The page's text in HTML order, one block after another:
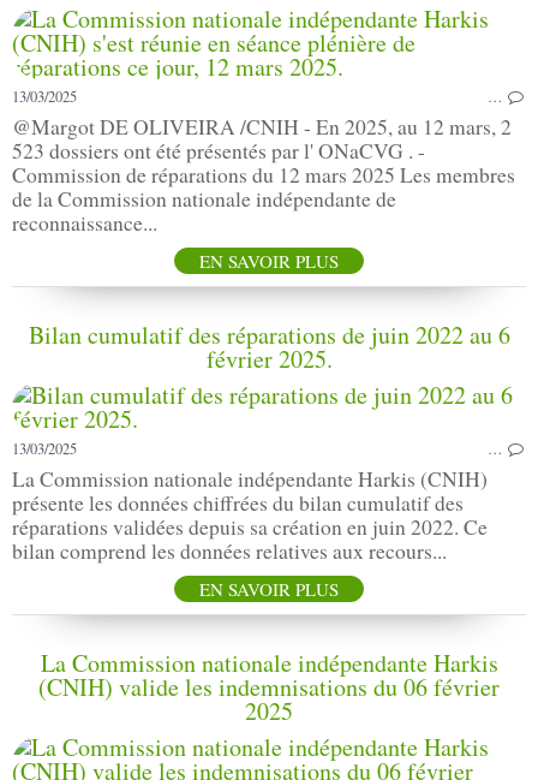
13/03/2025 …
@Margot DE OLIVEIRA /CNIH - En 2025, au 12 mars, 2
523 dossiers ont été présentés par l' ONaCVG . -
Commission de réparations du 12 mars 2025 Les membres
de la Commission nationale indépendante de
reconnaissance...
EN SAVOIR PLUS
Bilan cumulatif des réparations de juin 2022 au 6
février 2025.
13/03/2025 …
La Commission nationale indépendante Harkis (CNIH)
présente les données chiffrées du bilan cumulatif des
réparations validées depuis sa création en juin 2022. Ce
bilan comprend les données relatives aux recours...
EN SAVOIR PLUS
La Commission nationale indépendante Harkis
(CNIH) valide les indemnisations du 06 février
2025